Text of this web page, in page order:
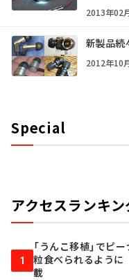
2013年02
新製品続
2012年10
Special
アクセスランキン
1
「うんこ移植」でピ
粒食べられるよう
載